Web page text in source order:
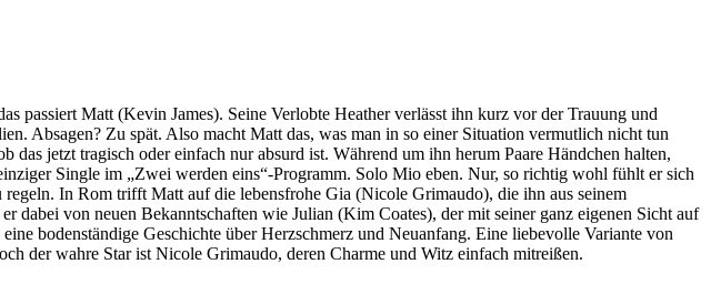
passiert Matt (Kevin James). Seine Verlobte Heather verlässt ihn kurz vor der Trauung und
Absagen? Zu spät. Also macht Matt das, was man in so einer Situation vermutlich nicht tun
jetzt tragisch oder einfach nur absurd ist. Während um ihn herum Paare Händchen halten,
Single im „Zwei werden eins“-Programm. Solo Mio eben. Nur, so richtig wohl fühlt er sich
In Rom trifft Matt auf die lebensfrohe Gia (Nicole Grimaudo), die ihn aus seinem
dabei von neuen Bekanntschaften wie Julian (Kim Coates), der mit seiner ganz eigenen Sicht auf
bodenständige Geschichte über Herzschmerz und Neuanfang. Eine liebevolle Variante von
der wahre Star ist Nicole Grimaudo, deren Charme und Witz einfach mitreißen.